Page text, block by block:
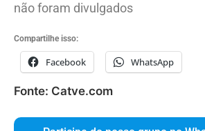
não foram divulgados
Compartilhe isso:
Facebook WhatsApp
Fonte: Catve.com